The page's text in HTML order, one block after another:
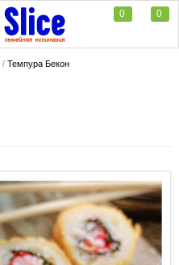
0 0
Темпура Бекон